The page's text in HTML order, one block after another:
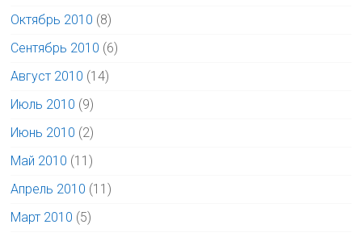
Октябрь 2010 (8)
Сентябрь 2010 (6)
Август 2010 (14)
Июль 2010 (9)
Июнь 2010 (2)
Май 2010 (11)
Апрель 2010 (11)
Март 2010 (5)